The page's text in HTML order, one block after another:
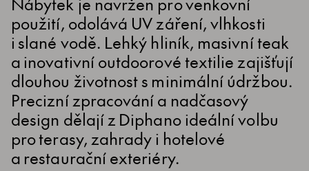
použití, odolává UV záření, vlhkosti
i slané vodě. Lehký hliník, masivní teak
a inovativní outdoorové textilie zajišťují
dlouhou životnost s minimální údržbou.
Precizní zpracování a nadčasový
design dělají z Diphano ideální volbu
pro terasy, zahrady i hotelové
a restaurační exteriéry.